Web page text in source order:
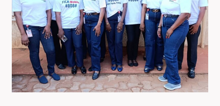
O
N
I
N
T
E
R
N
E
N
S
S
I
A
L
E